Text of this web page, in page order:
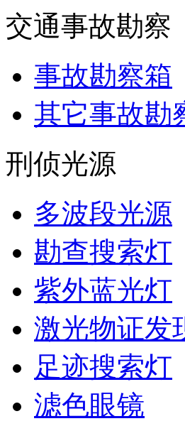
交通事故勘察
事故勘察箱
其它事故勘
刑侦光源
多波段光源
勘查搜索灯
紫外蓝光灯
激光物证发
足迹搜索灯
滤色眼镜